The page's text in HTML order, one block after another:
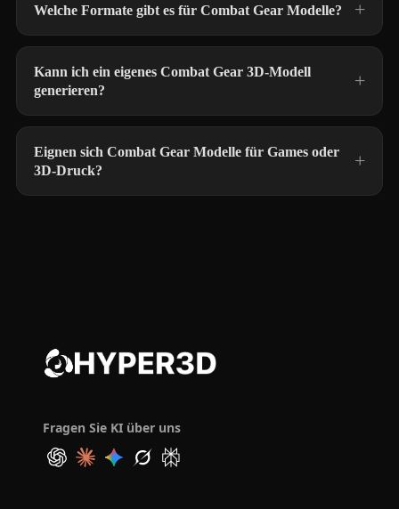
Welche Formate gibt es für Combat Gear Modelle?
Kann ich ein eigenes Combat Gear 3D-Modell
generieren?
Eignen sich Combat Gear Modelle für Games oder
3D-Druck?
Fragen Sie KI über uns